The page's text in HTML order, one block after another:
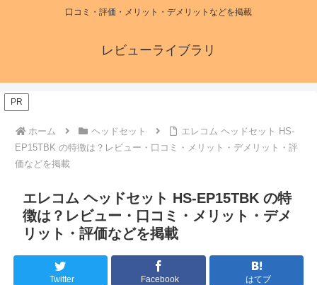
口コミ・評価・メリット・デメリットなどを掲載
レビューライブラリ
ホーム ヘッドセット
エレコム ヘッドセット HS-
EP15TBK の特徴は？レビュー・口コミ・メリット・デメリット・評
価などを掲載
PR
エレコム ヘッドセット HS-EP15TBK の特
徴は？レビュー・口コミ・メリット・デメ
リット・評価などを掲載
Twitter Facebook はてブ